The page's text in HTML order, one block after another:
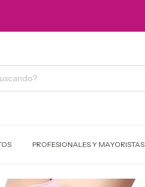
PROFESIONALES Y MAYORISTAS